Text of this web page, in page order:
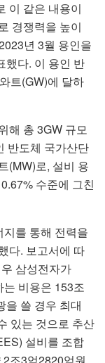
이 같은 내용이
경쟁력을 높이
년 3월 용인을
했다. 이 용인 반
트(GW)에 달하
해 총 3GW 규모
반도체 국가산단
(MW)로, 설비 용
수준에 그친
를 통해 전력을
다. 보고서에 따
삼성전자가
비용은 153조
을 쓸 경우 최대
있는 것으로 추산
설비를 조합